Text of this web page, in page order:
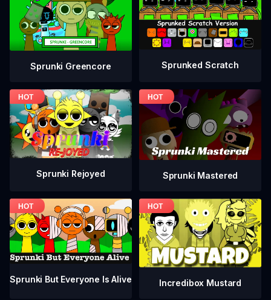
Sprunki Greencore Sprunked Scratch
Sprunki Rejoyed Sprunki Mastered
Sprunki But Everyone Is Alive Incredibox Mustard